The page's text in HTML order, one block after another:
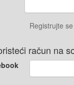
Registrujte se
račun na